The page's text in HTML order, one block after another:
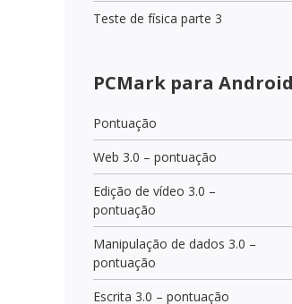
Teste de física parte 3
PCMark para
Pontuação
Web 3.0 – pontuação
Edição de vídeo 3.0 –
pontuação
Manipulação de dados 3.0 –
pontuação
Escrita 3.0 – pontuação